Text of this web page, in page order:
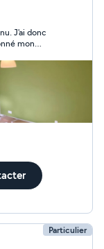
sol, isolation,
projet clés en
Nous
espaces et
J'ai donc
mon
Particulier